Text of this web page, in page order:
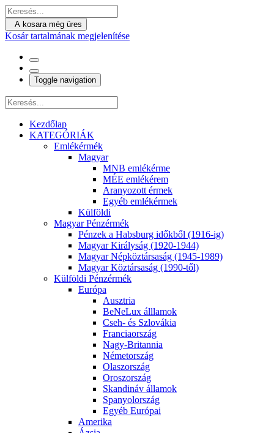
A kosara még üres
Kosár tartalmának megjelenítése
Toggle navigation
Kezdőlap
KATEGÓRIÁK
Emlékérmék
Magyar
MNB emlékérme
MÉE emlékérem
Aranyozott érmek
Egyéb emlékérmek
Külföldi
Magyar Pénzérmék
Pénzek a Habsburg időkből (1916-ig)
Magyar Királyság (1920-1944)
Magyar Népköztársaság (1945-1989)
Magyar Köztársaság (1990-től)
Külföldi Pénzérmék
Európa
Ausztria
BeNeLux álllamok
Cseh- és Szlovákia
Franciaország
Nagy-Britannia
Németország
Olaszország
Oroszország
Skandináv államok
Spanyolország
Egyéb Európai
Amerika